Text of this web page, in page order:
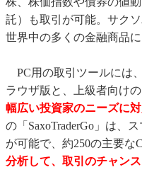
託）も取引が可能。サク
世界中の多くの金融商品
PC用の取引ツールには
ラウザ版と、上級者向け
幅広い投資家のニーズに
の「SaxoTraderGo」は、
が可能で、約250の主要な
分析して、取引のチャン